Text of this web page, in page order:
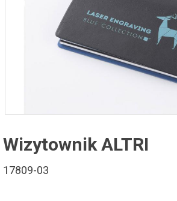
Wizytownik ALTRI
17809-03